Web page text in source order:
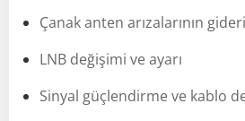
Çanak anten arızalarının
LNB değişimi ve ayarı
Sinyal güçlendirme ve kablo